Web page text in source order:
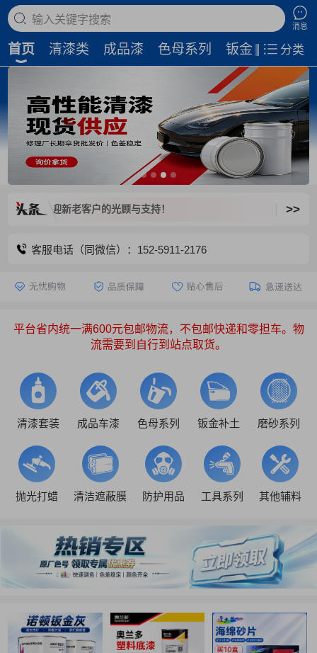
搜索商品
消息
首页 清漆类 成品漆 色母系列 钣金补土 磨
分类
欢迎新老客户的光顾与支持！ >>
客服电话（同微信）：152-5911-2176
平台省内统一满600元包邮物流，不包邮快递和零担车。物
流需要到自行到站点取货。
清漆套装 成品车漆 色母系列 钣金补土 磨砂系列
抛光打蜡 清洁遮蔽膜 防护用品 工具系列 其他辅料